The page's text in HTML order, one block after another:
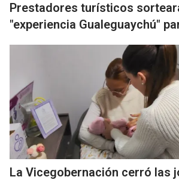
Prestadores turísticos
"experiencia Gualeguaychú"
La Vicegobernación cerró las